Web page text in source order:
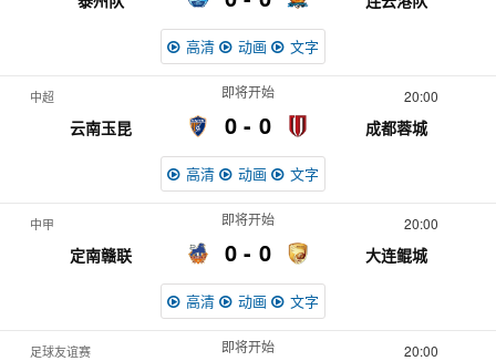
高清 动画 文字
中超 20:00
云南玉昆 0
即将开始
成都蓉城
0
高清 动画 文字
中甲 20:00
定南赣联 0
即将开始
大连鲲城
0
高清 动画 文字
足球友谊赛 20:00
即将开始